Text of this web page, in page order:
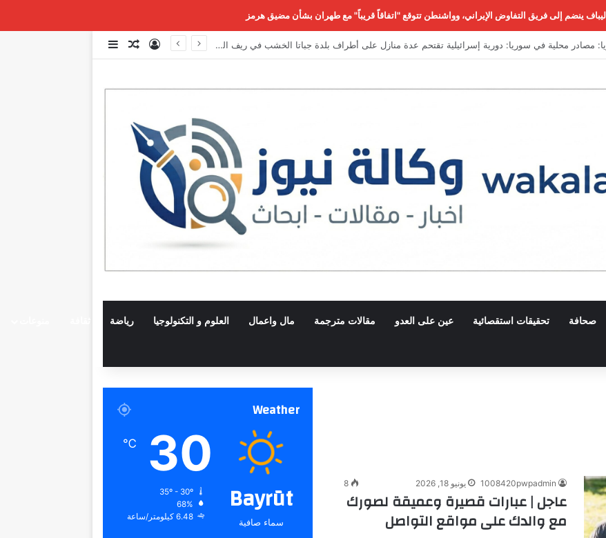
ينضم إلى فريق التفاوض الإيراني، وواشنطن تتوقع "اتفاقاً قريباً" مع طهران بشأن مضيق هرمز
رسمي مصري من طرق احتيال جديدة على المواطنين تسجيل الدخول
مقال عشوائي
إضافة عمود جانبي
صحافة تحقيقات استقصائية عين على العدو مقالات مترجمة مال واعمال العلوم و التكنولوجيا رياضة
1008420pwpadmin يونيو 18, 2026 8
عاجل | عبارات قصيرة وعميقة لصورك
مع والدك على مواقع التواصل
Weather
Bayrūt
سماء صافية
30
℃
68%
6.48 كيلومتر/ساعة